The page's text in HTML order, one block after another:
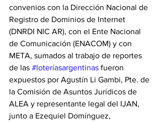
convenios con la Dirección Nacional de
Registro de Dominios de Internet
(DNRDI NIC AR), con el Ente Nacional
de Comunicación (ENACOM) y con
META, sumados al trabajo de reportes
de las #loteríasargentinas fueron
expuestos por Agustín Li Gambi, Pte. de
la Comisión de Asuntos Jurídicos de
ALEA y representante legal del IJAN,
junto a Ezequiel Domínguez,